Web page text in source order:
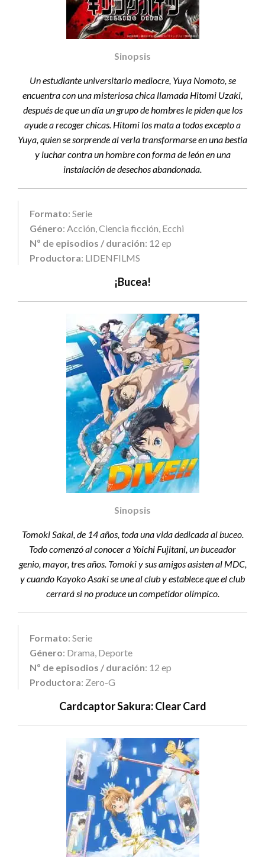
Sinopsis
Un estudiante universitario mediocre, Yuya Nomoto, se
encuentra con una misteriosa chica llamada Hitomi Uzaki,
después de que un día un grupo de hombres le piden que los
ayude a recoger chicas. Hitomi los mata a todos excepto a
Yuya, quien se sorprende al verla transformarse en una bestia
y luchar contra un hombre con forma de león en una
instalación de desechos abandonada.
Formato: Serie
Género: Acción, Ciencia ficción, Ecchi
Nº de episodios / duración: 12 ep
Productora: LIDENFILMS
¡Bucea!
Sinopsis
Tomoki Sakai, de 14 años, toda una vida dedicada al buceo.
Todo comenzó al conocer a Yoichi Fujitani, un buceador
genio, mayor, tres años. Tomoki y sus amigos asisten al MDC,
y cuando Kayoko Asaki se une al club y establece que el club
cerrará si no produce un competidor olímpico.
Formato: Serie
Género: Drama, Deporte
Nº de episodios / duración: 12 ep
Productora: Zero-G
Cardcaptor Sakura: Clear Card